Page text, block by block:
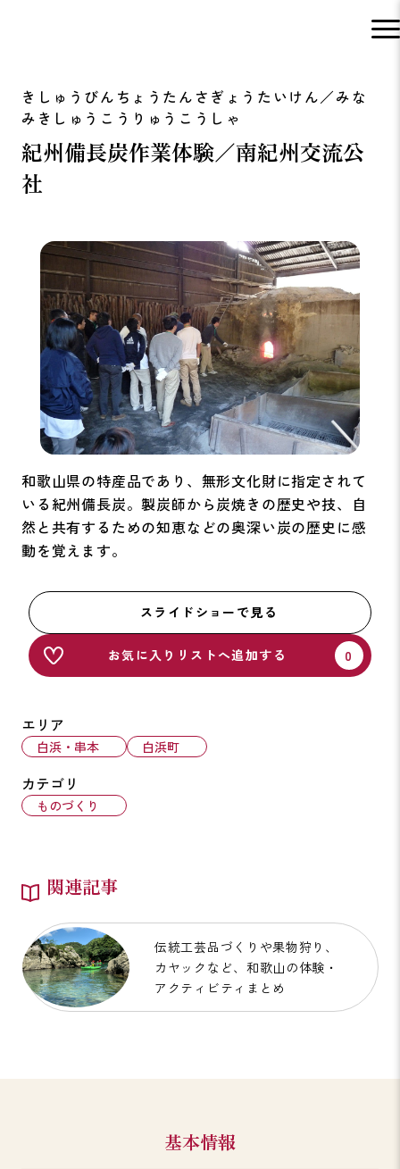
紀州備長炭作業体験／南紀州交流公
社
和歌山県の特産品であり、無形文化財に指定されて
いる紀州備長炭。製炭師から炭焼きの歴史や技、自
然と共有するための知恵などの奥深い炭の歴史に感
動を覚えます。
スライドショーで見る
お気に入りリストへ追加する
エリア
白浜・串本 白浜町
カテゴリ
ものづくり
関連記事
伝統工芸品づくりや果物狩り、
カヤックなど、和歌山の体験・
アクティビティまとめ
基本情報